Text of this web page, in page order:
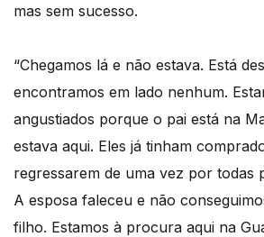
mas sem sucesso.
“Chegamos lá e não estava. Está
encontramos em lado nenhum.
angustiados porque o pai está na
estava aqui. Eles já tinham
regressarem de uma vez por todas
A esposa faleceu e não
filho. Estamos à procura aqui na